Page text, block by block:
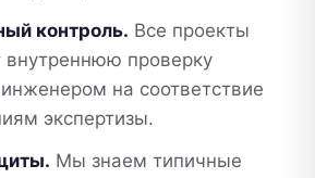
контроль. Все проекты
внутреннюю проверку
на соответствие
экспертизы.
Мы знаем типичные